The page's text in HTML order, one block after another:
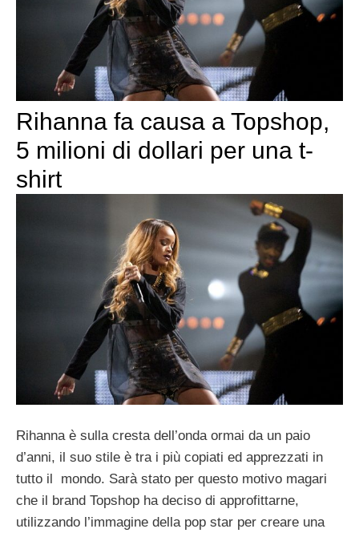
Rihanna fa causa a Topshop,
5 milioni di dollari per una t-
shirt
Rihanna è sulla cresta dell’onda ormai da un paio
d’anni, il suo stile è tra i più copiati ed apprezzati in
tutto il mondo. Sarà stato per questo motivo magari
che il brand Topshop ha deciso di approfittarne,
utilizzando l’immagine della pop star per creare una